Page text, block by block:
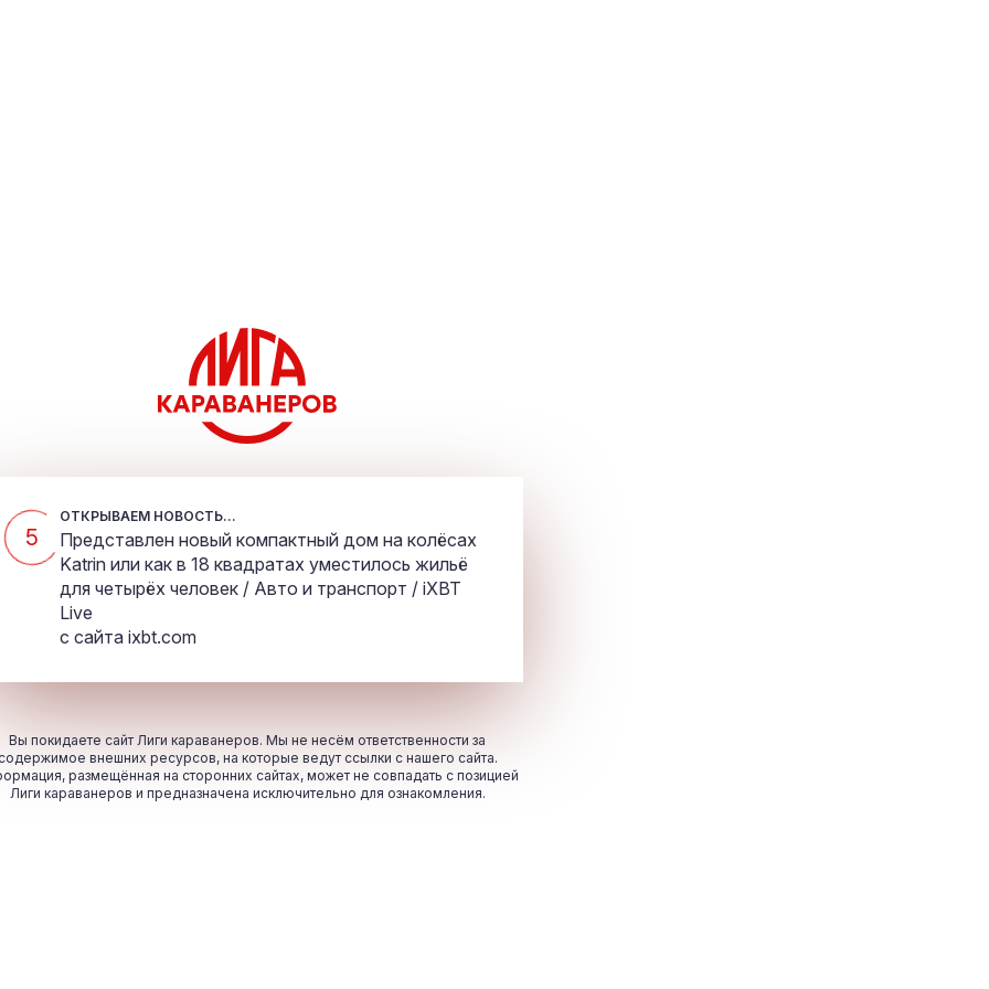
5
ОТКРЫВАЕМ НОВОСТЬ...
Представлен новый компактный дом на колёсах
Katrin или как в 18 квадратах уместилось жильё
для четырёх человек / Авто и транспорт / iXBT
Live
с сайта ixbt.com
Вы покидаете сайт Лиги караванеров. Мы не несём ответственности за
внешних ресурсов, на которые ведут ссылки с нашего сайта.
размещённая на сторонних сайтах, может не совпадать с позицией
Лиги караванеров и предназначена исключительно для ознакомления.